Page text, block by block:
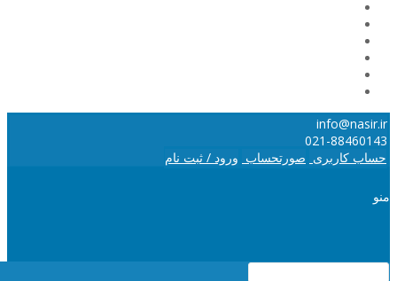
info@nasir.ir
021-88460143
حساب کاربری صورتحساب ورود / ثبت نام
منو